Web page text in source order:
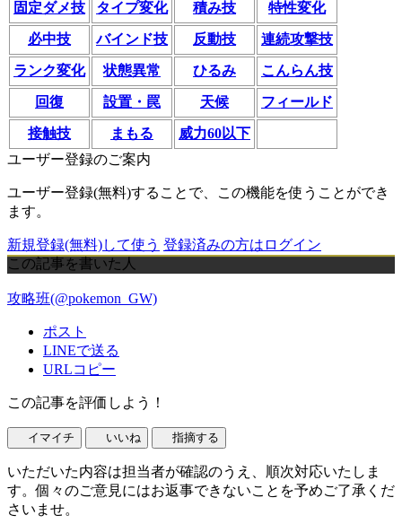
固定ダメ技 タイプ変化 積み技 特性変化
必中技 バインド技 反動技 連続攻撃技
ランク変化 状態異常 ひるみ こんらん技
回復 設置・罠 天候 フィールド
接触技 まもる
威力60以下
ユーザー登録のご案内
ユーザー登録(無料)することで、この機能を使うことができ
ます。
新規登録(無料)して使う 登録済みの方はログイン
この記事を書いた人
攻略班(@pokemon_GW)
ポスト
LINEで送る
URLコピー
この記事を評価しよう！
イマイチ いいね 指摘する
いただいた内容は担当者が確認のうえ、順次対応いたしま
す。個々のご意見にはお返事できないことを予めご了承くだ
さいませ。